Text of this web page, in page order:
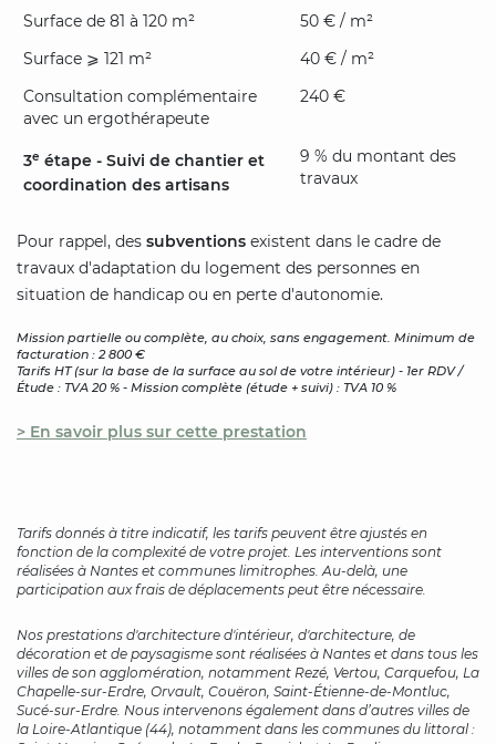
Surface de 81 à 120 m²
50 € / m²
Surface ⩾ 121 m²
40 € / m²
Consultation complémentaire
avec un ergothérapeute
240 €
3e étape - Suivi de chantier et
coordination des artisans
9 % du montant des
travaux
Pour rappel, des subventions existent dans le cadre de
travaux d'adaptation du logement des personnes en
situation de handicap ou en perte d'autonomie.
Mission partielle ou complète, au choix, sans engagement. Minimum de
facturation : 2 800 €
Tarifs HT (sur la base de la surface au sol de votre intérieur) - 1er RDV /
Étude : TVA 20 % - Mission complète (étude + suivi) : TVA 10 %
> En savoir plus sur cette prestation
Tarifs donnés à titre indicatif, les tarifs peuvent être ajustés en
fonction de la complexité de votre projet. Les interventions sont
réalisées à Nantes et communes limitrophes. Au-delà, une
participation aux frais de déplacements peut être nécessaire.
Nos prestations d'architecture d'intérieur, d'architecture, de
décoration et de paysagisme sont réalisées à Nantes et dans tous les
villes de son agglomération, notamment Rezé, Vertou, Carquefou, La
Chapelle-sur-Erdre, Orvault, Couëron, Saint-Étienne-de-Montluc,
Sucé-sur-Erdre. Nous intervenons également dans d’autres villes de
la Loire-Atlantique (44), notamment dans les communes du littoral :